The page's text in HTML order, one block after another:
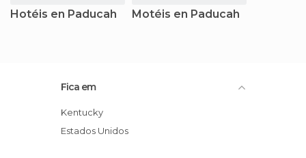
Hotéis en Paducah Motéis en Paducah
Fica em
Kentucky
Estados Unidos